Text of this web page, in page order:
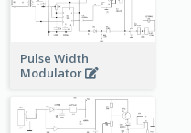
Pulse Width
Modulator